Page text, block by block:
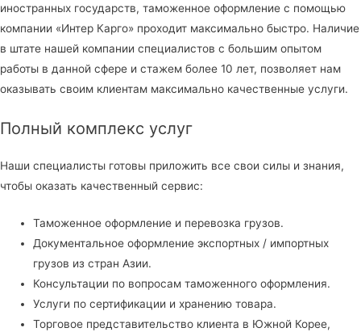
иностранных государств, таможенное оформление с помощью
компании «Интер Карго» проходит максимально быстро. Наличие
в штате нашей компании специалистов с большим опытом
работы в данной сфере и стажем более 10 лет, позволяет нам
оказывать своим клиентам максимально качественные услуги.
Полный комплекс услуг
Наши специалисты готовы приложить все свои силы и знания,
чтобы оказать качественный сервис:
Таможенное оформление и перевозка грузов.
Документальное оформление экспортных / импортных
грузов из стран Азии.
Консультации по вопросам таможенного оформления.
Услуги по сертификации и хранению товара.
Торговое представительство клиента в Южной Корее,